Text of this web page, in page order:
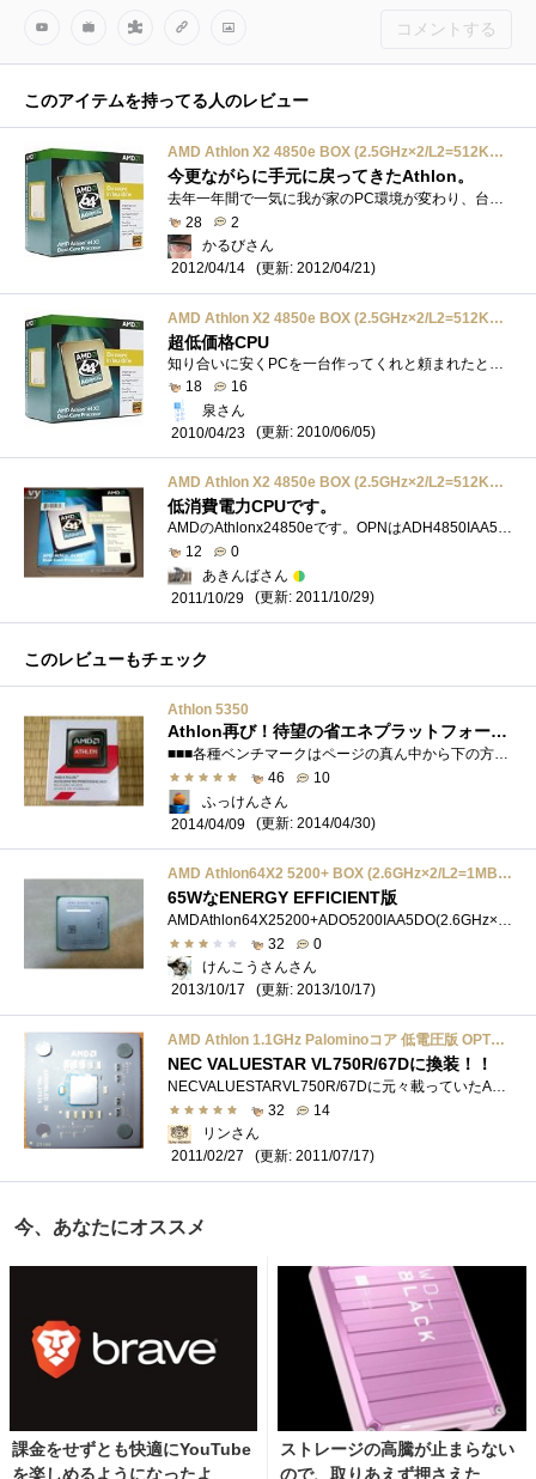
コメントする
このアイテムを持ってる人のレビュー
AMD Athlon X2 4850e BOX (2.5GHz×2/L2=512KB×2/45W/SocketAM2/65nm品) ADH4850DOBOX
今更ながらに手元に戻ってきたAthlon。
去年一年間で一気に我が家のPC環境が変わり、台数もスペックも申し分ない状況になったのですがおととしまでメインPCで使っていたCPUがコレ。な�...
28
2
かるびさん
2012/04/14
(更新: 2012/04/21)
AMD Athlon X2 4850e BOX (2.5GHz×2/L2=512KB×2/45W/SocketAM2/65nm品) ADH4850DOBOX
超低価格CPU
18
16
泉さん
2010/04/23
(更新: 2010/06/05)
AMD Athlon X2 4850e BOX (2.5GHz×2/L2=512KB×2/45W/SocketAM2/65nm品) ADH4850DOBOX
低消費電力CPUです。
AMDのAthlonx24850eです。OPNはADH4850IAA5DOで作動クロックは2.5GHzTDP45Wの低消費電力CPUで発売開始時点で１万円前後と低価格なのが私にとってインパクト大...
12
0
あきんばさん
2011/10/29
(更新: 2011/10/29)
このレビューもチェック
Athlon 5350
Athlon再び！待望の省エネプラットフォームの最上級モデルのAPU(；=ﾟωﾟ)=333 ※速報版ベンチマーク追記！
■■■各種ベンチマークはページの真ん中から下の方にあります■■■■更新履歴2014.4.30：全てのベンチを正式版に張り替えました。 �...
46
10
ふっけんさん
2014/04/09
(更新: 2014/04/30)
AMD Athlon64X2 5200+ BOX (2.6GHz×2/L2=1MB×2/65W/SocketAM2/90nm品) ADO5200CZBOX
65WなENERGY EFFICIENT版
AMDAthlon64X25200+ADO5200IAA5DO(2.6GHz×2/L2=1MB×2/65W/SocketAM2/90nm)Extended3DNow!,SSE3,AMD64,Cool'n'Quiet,NXBit,AMDVirtualization対応着々と、65WEE版も集まってきたなぁ�...
32
0
けんこうさんさん
2013/10/17
(更新: 2013/10/17)
AMD Athlon 1.1GHz Palominoコア 低電圧版 OPT：AHL1100AUT3B
NEC VALUESTAR VL750R/67Dに換装！！
NECVALUESTARVL750R/67Dに元々載っていたAMDDuron750MHzから、Yahooオークションで買ったAMDAthlon1.1GHzに自分で載せ替えました。Duronと電力量の違いなどで載る�...
32
14
リンさん
2011/02/27
(更新: 2011/07/17)
今、あなたにオススメ
課金をせずとも快適にYouTube
を楽しめるようになったよ
ストレージの高騰が止まらない
ので、取りあえず押さえた